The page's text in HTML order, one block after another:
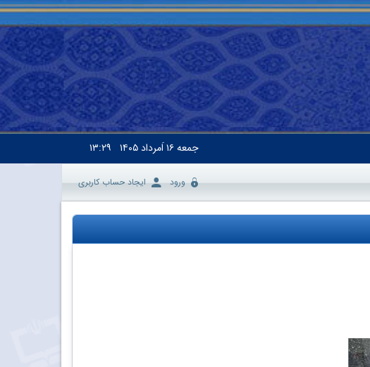
جمعه۱۶ اَمرداد ۱۴۰۵ ۱۳:۲۹
ورود ایجاد حساب کاربری